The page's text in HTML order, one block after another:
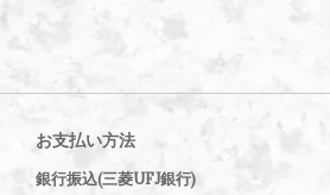
お支払い方法
銀行振込(三菱UFJ銀行)